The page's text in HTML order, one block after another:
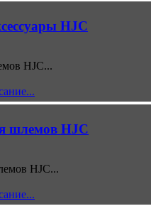
HJC
HJC...
шлемов HJC
HJC...